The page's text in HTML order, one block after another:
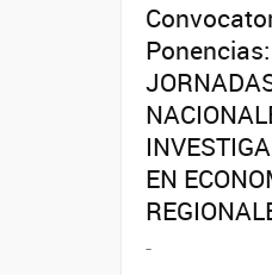
EN
-